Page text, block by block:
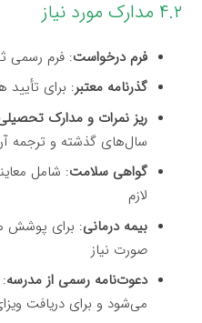
۴.۲ مدارک مورد نیاز
فرم درخواست: فرم رسمی
گذرنامه معتبر: برای تأیید
ریز نمرات و مدارک
سال‌های گذشته و ترجمه
گواهی سلامت: شامل
لازم
بیمه درمانی: برای پوشش
صورت نیاز
دعوت‌نامه رسمی از مدرسه
می‌شود و برای دریافت